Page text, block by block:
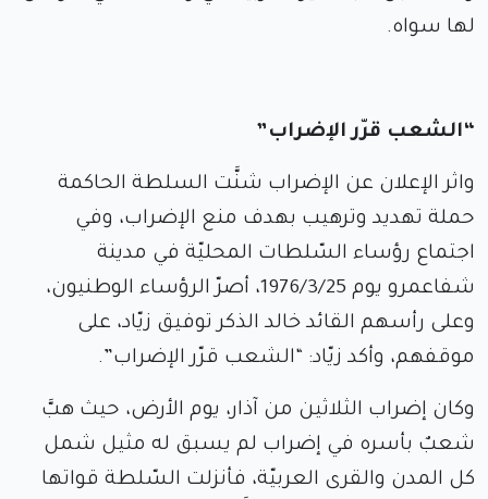
لها سواه.
“الشعب قرّر الإضراب”
واثر الإعلان عن الإضراب شنَّت السلطة الحاكمة
حملة تهديد وترهيب بهدف منع الإضراب، وفي
اجتماع رؤساء السّلطات المحليّة في مدينة
شفاعمرو يوم 1976/3/25، أصرّ الرؤساء الوطنيون،
وعلى رأسهم القائد خالد الذكر توفيق زيّاد، على
موقفهم، وأكد زيّاد: “الشعب قرّر الإضراب”.
وكان إضراب الثلاثين من آذار، يوم الأرض، حيث هبَّ
شعبٌ بأسره في إضراب لم يسبق له مثيل شمل
كل المدن والقرى العربيّة، فأنزلت السّلطة قواتها